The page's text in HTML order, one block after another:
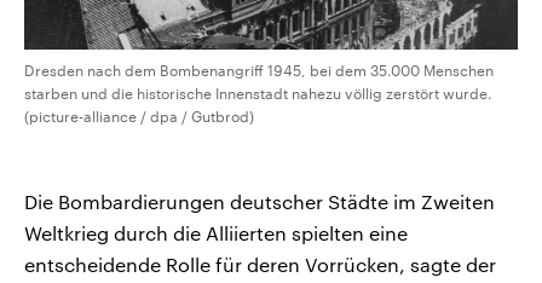
Dresden nach dem Bombenangriff 1945, bei dem 35.000 Menschen
starben und die historische Innenstadt nahezu völlig zerstört wurde.
(picture-alliance / dpa / Gutbrod)
Die Bombardierungen deutscher Städte im Zweiten
Weltkrieg durch die Alliierten spielten eine
entscheidende Rolle für deren Vorrücken, sagte der